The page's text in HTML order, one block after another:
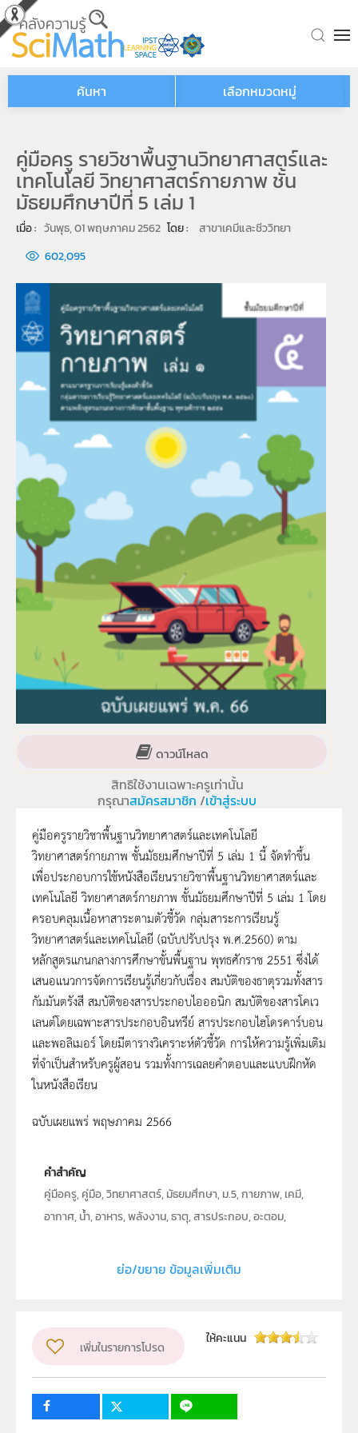
Skip to main content
ค้นหา เลือกหมวดหมู่
คู่มือครู รายวิชาพื้นฐานวิทยาศาสตร์และ
เทคโนโลยี วิทยาศาสตร์กายภาพ ชั้น
มัธยมศึกษาปีที่ 5 เล่ม 1
เมื่อ : วันพุธ, 01 พฤษภาคม 2562 โดย :
สาขาเคมีและชีววิทยา
602,095
ดาวน์โหลด
สิทธิใช้งานเฉพาะครูเท่านั้น
กรุณาสมัครสมาชิก /เข้าสู่ระบบ
คู่มือครูรายวิชาพื้นฐานวิทยาศาสตร์และเทคโนโลยี
วิทยาศาสตร์กายภาพ ชั้นมัธยมศึกษาปีที่ 5 เล่ม 1 นี้ จัดทำขึ้น
เพื่อประกอบการใช้หนังสือเรียนรายวิชาพื้นฐานวิทยาศาสตร์และ
เทคโนโลยี วิทยาศาสตร์กายภาพ ชั้นมัธยมศึกษาปีที่ 5 เล่ม 1 โดย
ครอบคลุมเนื้อหาสาระตามตัวชี้วัด กลุ่มสาระการเรียนรู้
วิทยาศาสตร์และเทคโนโลยี (ฉบับปรับปรุง พ.ศ.2560) ตาม
หลักสูตรแกนกลางการศึกษาขั้นพื้นฐาน พุทธศักราช 2551 ซึ่งได้
เสนอแนวการจัดการเรียนรู้เกี่ยวกับเรื่อง สมบัติของธาตุรวมทั้งสาร
กัมมันตรังสี สมบัติของสารประกอบไอออนิก สมบัติของสารโคเว
เลนต์โดยเฉพาะสารประกอบอินทรีย์ สารประกอบไฮโดรคาร์บอน
และพอลิเมอร์ โดยมีตารางวิเคราะห์ตัวชี้วัด การให้ความรู้เพิ่มเติม
ที่จำเป็นสำหรับครูผู้สอน รวมทั้งการเฉลยคำตอบและแบบฝึกหัด
ในหนังสือเรียน
ฉบับเผยแพร่ พฤษภาคม 2566
คำสำคัญ
คู่มือครู, คู่มือ, วิทยาศาสตร์, มัธยมศึกษา, ม.5, กายภาพ, เคมี,
อากาศ, น้ำ, อาหาร, พลังงาน, ธาตุ, สารประกอบ, อะตอม,
อิเล็กตรอน, สัญลักษณ์นิวเคลียร์, ไอโซโทป, ตารางธาตุ, โลหะ,
สถานะ, แรงยึดเหนี่ยว, อิเล็กโทรไลต์, นอนอิเล็กโทรไลต์, ไขมัน,
น้ำมัน, คาร์โบไฮเดรต, โปรตีน, วิตามิน, เกลือแร่, อิ่มตัว,
ไฮโดรคาร์บอน, พอลิเมอร์, มอนอเมอร์, กรด, เบส,
สารประกอบอินทรีย์, ตัวทำละลาย, ตัวละลาย, เทอร์มอ
พลาสติก, เทอร์มอเซต, ขยะ, ปฏิกิริยาเคมี, สมการเคมี, อัตรา
ย่อ/ขยาย ข้อมูลเพิ่มเติม
เพิ่มในรายการโปรด
ให้คะแนน